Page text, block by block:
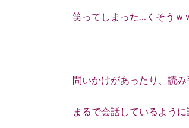
笑ってしまった…くそうｗ
問いかけがあったり、読み
まるで会話しているように